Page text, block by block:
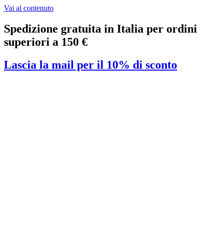
Vai al contenuto
Spedizione gratuita in Italia per ordini
superiori a 150 €
Lascia la mail per il 10% di sconto